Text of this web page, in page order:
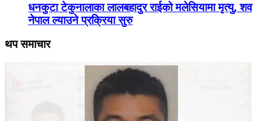
धनकुटा टेकुनालाका लालबहादुर राईको मलेसियामा मृत्यु, शव
नेपाल ल्याउने प्रक्रिया सुरु
थप समाचार